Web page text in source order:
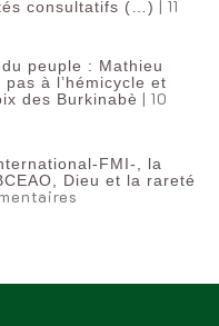
consultatifs (…) | 11
peuple : Mathieu
à l’hémicycle et
des Burkinabè | 10
FMI-, la
Dieu et la rareté